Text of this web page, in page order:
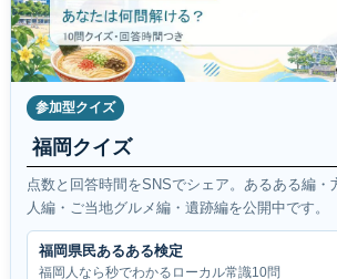
参加型クイズ
福岡クイズ
点数と回答時間をSNSでシェア。あるある編・
人編・ご当地グルメ編・遺跡編を公開中です。
福岡県民あるある検定
福岡人なら秒でわかるローカル常識10問